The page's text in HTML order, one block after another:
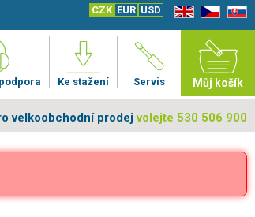
EN CZ SK
CZK EUR USD
Můj košík
Servis
Ke stažení
velkoobchodní prodejvolejte 530 506 900